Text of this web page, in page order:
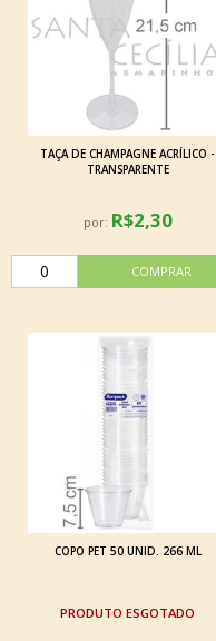
TAÇA DE CHAMPAGNE ACRÍLICO -
TRANSPARENTE
por: R$2,30
COPO PET 50 UNID. 266 ML
ESGOTADO